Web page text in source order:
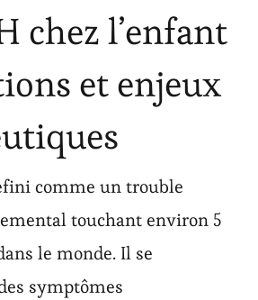
chez l’enfant
et enjeux
comme un trouble
touchant environ 5
le monde. Il se
symptômes